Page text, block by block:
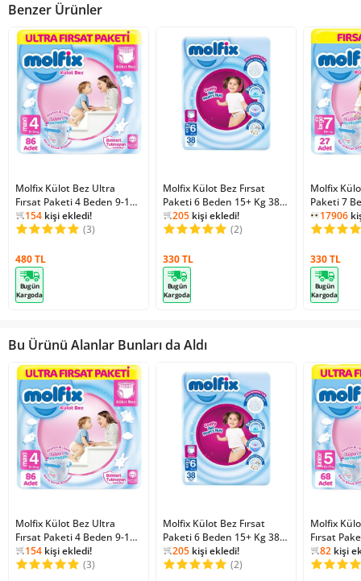
Benzer Ürünler
Molfix Külot Bez Ultra
Fırsat Paketi 4 Beden 9-14
Kg 86 Adet
2kişi favoriledi!
28128kişi inceledi!
154 kişi ekledi!
2kişi favoriledi!
(3)
480 TL
Bugün
Kargoda
Molfix Külot Bez Fırsat
Paketi 6 Beden 15+ Kg 38
Adet
2kişi favoriledi!
28933 kişi inceledi!
205 kişi ekledi!
2kişi favoriledi!
(2)
330 TL
Bugün
Kargoda
Molfix
Paketi 7
Adet17906
123kişi
330 TL
Bugün
Kargoda
Bu Ürünü Alanlar Bunları da Aldı
Molfix Külot Bez Ultra
Fırsat Paketi 4 Beden 9-14
Kg 86 Adet
2kişi favoriledi!
28128kişi inceledi!
154 kişi ekledi!
2kişi favoriledi!
(3)
Molfix Külot Bez Fırsat
Paketi 6 Beden 15+ Kg 38
Adet
2kişi favoriledi!
28933 kişi inceledi!
205 kişi ekledi!
2kişi favoriledi!
(2)
Molfix
Fırsat
Kg 68 Adet
4kişi
36156
82 kişi
4kişi